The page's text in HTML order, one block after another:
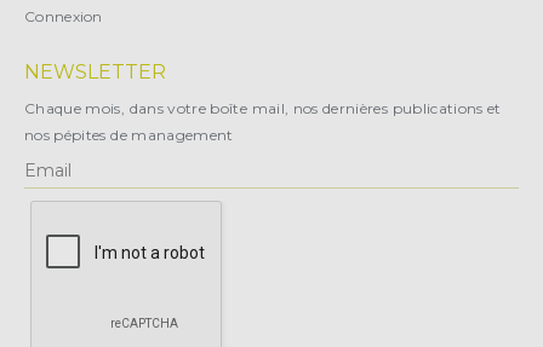
Connexion
NEWSLETTER
Chaque mois, dans votre boîte mail, nos dernières publications et
nos pépites de management